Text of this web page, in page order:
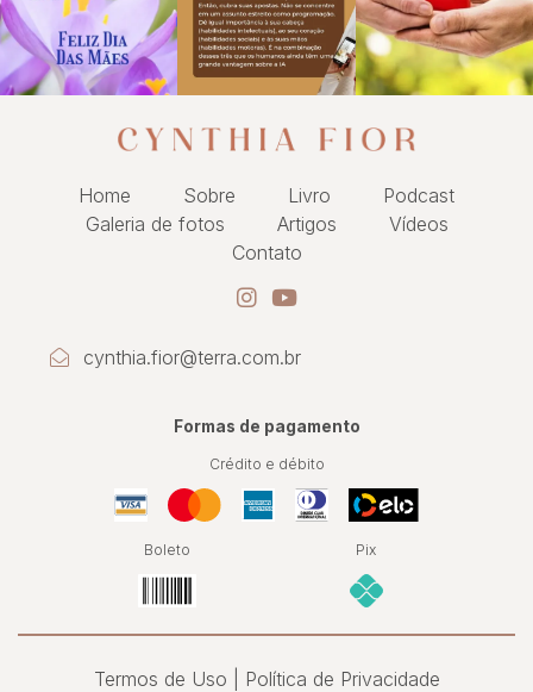
Home Sobre Livro
Podcast
Galeria de fotos
Artigos
Vídeos
Contato
cynthia.fior@terra.com.br
Formas de pagamento
Crédito e débito
Boleto Pix
Termos de Uso Política de Privacidade